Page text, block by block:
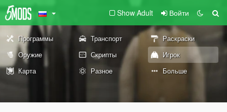
Show Adult Войти
Программы Транспорт
Раскраски
Оружие
Скрипты
Игрок
Карта
Разное Больше